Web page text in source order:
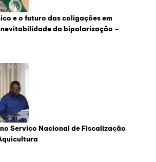
e o futuro das coligações em
da bipolarização –
Serviço Nacional de Fiscalização